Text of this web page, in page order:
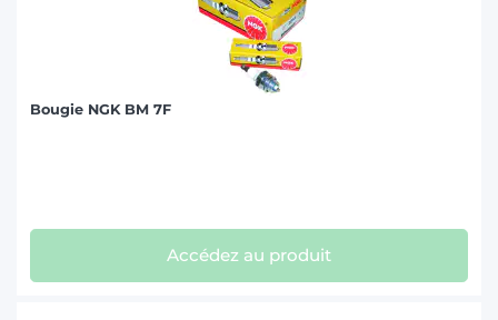
Bougie NGK BM 7F
Accédez au produit